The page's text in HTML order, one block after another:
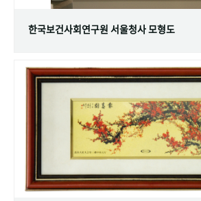
한국보건사회연구원 서울청사 모형도